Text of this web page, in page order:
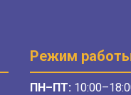
Режим
ПН–ПТ: